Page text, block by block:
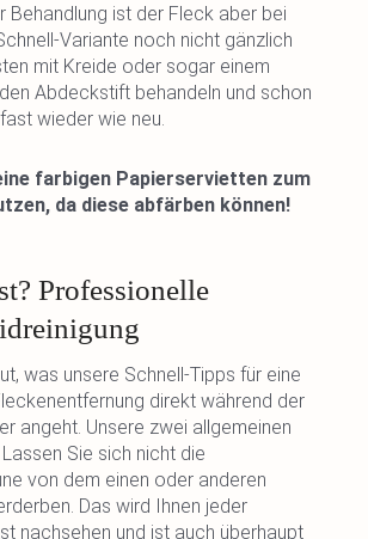
Behandlung ist der Fleck aber bei
Variante noch nicht gänzlich
mit Kreide oder sogar einem
Abdeckstift behandeln und schon
wieder wie neu.
farbigen Papierservietten zum
da diese abfärben können!
Professionelle
was unsere Schnell-Tipps für eine
direkt während der
angeht. Unsere zwei allgemeinen
Sie sich nicht die
von dem einen oder anderen
Das wird Ihnen jeder
nachsehen und ist auch überhaupt